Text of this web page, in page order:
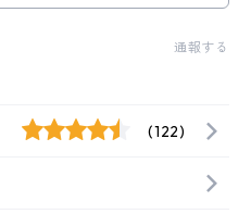
通報する
(122)